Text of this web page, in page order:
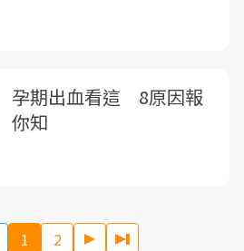
孕期出血看這 8原因報
你知
1 2